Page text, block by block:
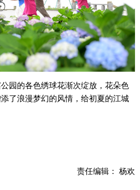
园的各色绣球花渐次绽放，花朵色
了浪漫梦幻的风情，给初夏的江城
责任编辑： 杨欢